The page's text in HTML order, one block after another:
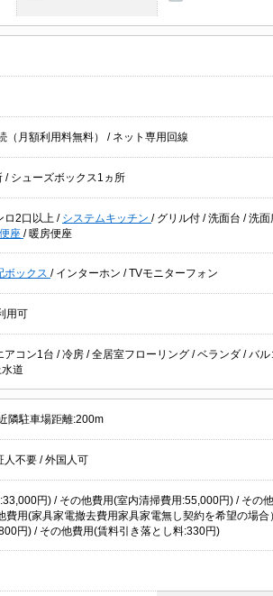
（月額利用料無料） / ネット専用回線
/ シューズボックス1ヵ所
ロ2口以上 / システムキッチン / グリル付 /洗面台 /洗面
座 / 暖房便座
ボックス / インターホン /TVモニターフォン
用可
アコン1台 /冷房 /全居室フローリング /ベランダ /バル
道
隣駐車場距離:200m
人不要 /外国人可
円) / その他費用(室内清掃費用:55,000円) / その
費用(家具家電撤去費用家具家電無し契約を希望の場
円) / その他費用(賃料引き落とし料:330円)